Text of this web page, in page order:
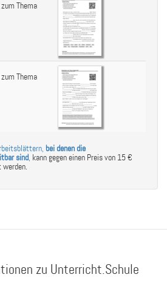
Thema
Thema
bei denen die
sind, kann gegen einen Preis von 15 €
werden.
zu Unterricht.Schule